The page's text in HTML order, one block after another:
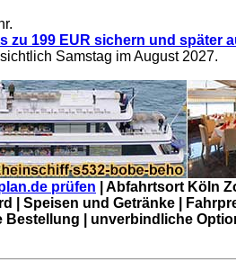
zu 199 EUR sichern und später
Samstag im August 2027.
prüfen | Abfahrtsort Köln
| Speisen und Getränke |
| unverbindliche